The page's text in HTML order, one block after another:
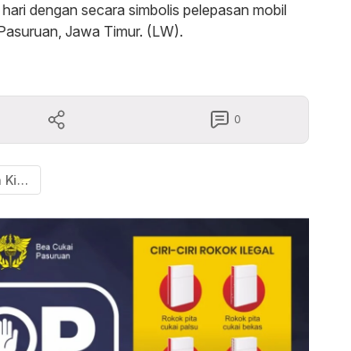
dengan secara simbolis pelepasan mobil
Jawa Timur. (LW).
0
Serah Terima Kirab Pemilu 2024